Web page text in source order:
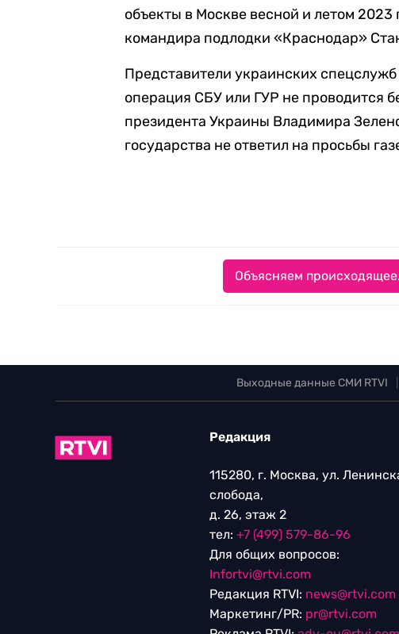
объекты в Москве весной и летом 2023
командира подлодки «Краснодар»
Представители украинских спецслужб
операция СБУ или ГУР не проводится
президента Украины Владимира
государства не ответил на просьбы
Объясняем
Выходные данные СМИ RTVI
Редакция
115280, г. Москва, ул.
слобода,
д. 26, этаж 2
тел: +7 (499) 579-86-96
Для общих вопросов:
Infortvi@rtvi.com
Редакция RTVI: news@rtvi.com
Маркетинг/PR: pr@rtvi.com